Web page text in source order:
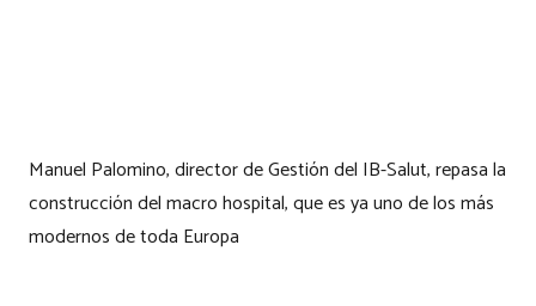
Manuel Palomino, director de Gestión del IB-Salut, repasa la
construcción del macro hospital, que es ya uno de los más
modernos de toda Europa